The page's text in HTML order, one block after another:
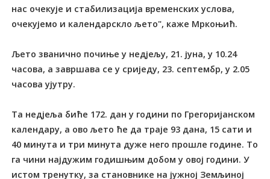
нас очекује и стабилизација временских услова,
очекујемо и календарскло љето", каже Мркоњић.
Љето званично почиње у недјељу, 21. јуна, у 10.24
часова, а завршава се у сриједу, 23. септембр, у 2.05
часова ујутру.
Та недјеља биће 172. дан у години по Грегоријанском
календару, а ово љето ће да траје 93 дана, 15 сати и
40 минута и три минута дуже него прошле године. То
га чини најдужим годишњим добом у овој години. У
истом тренутку, за становнике на јужној Земљиној